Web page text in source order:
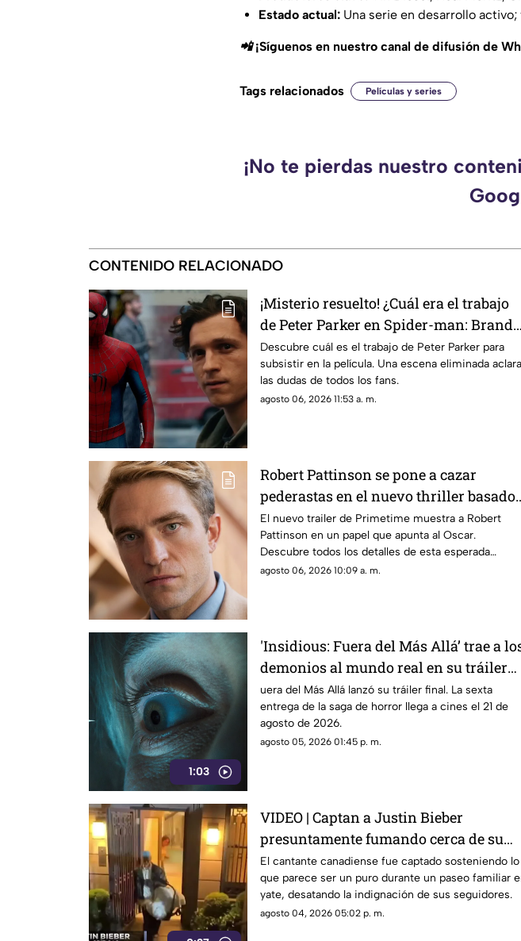
Estado actual: Una serie en desarrollo
📲 ¡Síguenos en nuestro canal de difusión de
Tags relacionados Películas y series
¡No te pierdas nuestro
CONTENIDO RELACIONADO
¡Misterio resuelto! ¿Cuál era el trabajo
de Peter Parker en Spider-man: Brand
New Day?
Descubre cuál es el trabajo de Peter Parker para
subsistir en la película. Una escena eliminada aclara
las dudas de todos los fans.
agosto 06, 2026 11:53 a. m.
Robert Pattinson se pone a cazar
pederastas en el nuevo thriller basado
en hechos reales ‘Primetime'
El nuevo trailer de Primetime muestra a Robert
Pattinson en un papel que apunta al Oscar.
Descubre todos los detalles de esta esperada
película aquí.
agosto 06, 2026 10:09 a. m.
1:03
'Insidious: Fuera del Más Allá’ trae a
demonios al mundo real en su tráiler
final
uera del Más Allá lanzó su tráiler final. La sexta
entrega de la saga de horror llega a cines el 21 de
agosto de 2026.
agosto 05, 2026 01:45 p. m.
VIDEO | Captan a Justin Bieber
presuntamente fumando cerca de su
bebé
El cantante canadiense fue captado sosteniendo lo
que parece ser un puro durante un paseo familiar
yate, desatando la indignación de sus seguidores.
agosto 04, 2026 05:02 p. m.